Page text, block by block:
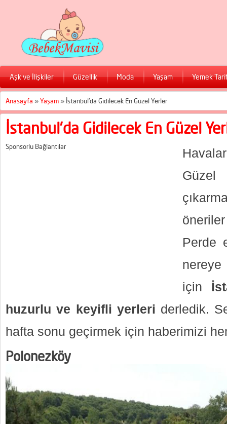
Aşk ve İlişkiler Güzellik Moda Yaşam Yemek
Anasayfa »Yaşam » İstanbul’da Gidilecek En Güzel Yerler
İstanbul’da Gidilecek En Güzel
Sponsorlu Bağlantılar
Perde
için
huzurlu ve keyifli yerleri derledik.
hafta sonu geçirmek için haberimizi
Polonezköy